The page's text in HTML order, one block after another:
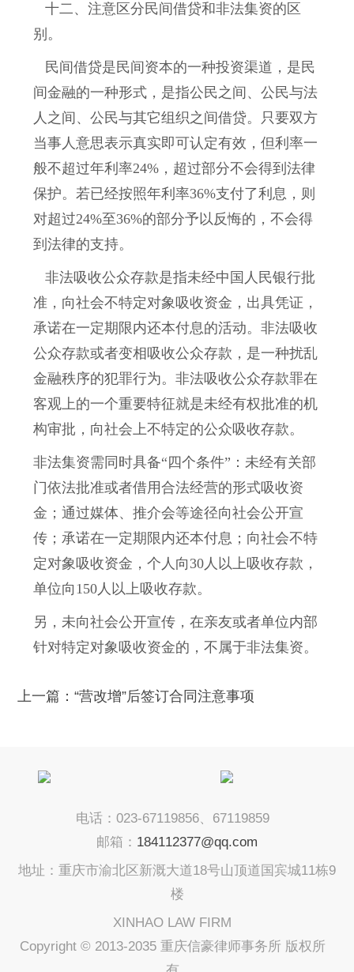
十二、注意区分民间借贷和非法集资的区
别。
民间借贷是民间资本的一种投资渠道，是民
间金融的一种形式，是指公民之间、公民与法
人之间、公民与其它组织之间借贷。只要双方
当事人意思表示真实即可认定有效，但利率一
般不超过年利率24%，超过部分不会得到法律
保护。若已经按照年利率36%支付了利息，则
对超过24%至36%的部分予以反悔的，不会得
到法律的支持。
非法吸收公众存款是指未经中国人民银行批
准，向社会不特定对象吸收资金，出具凭证，
承诺在一定期限内还本付息的活动。非法吸收
公众存款或者变相吸收公众存款，是一种扰乱
金融秩序的犯罪行为。非法吸收公众存款罪在
客观上的一个重要特征就是未经有权批准的机
构审批，向社会上不特定的公众吸收存款。
非法集资需同时具备“四个条件”：未经有关部
门依法批准或者借用合法经营的形式吸收资
金；通过媒体、推介会等途径向社会公开宣
传；承诺在一定期限内还本付息；向社会不特
定对象吸收资金，个人向30人以上吸收存款，
单位向150人以上吸收存款。
另，未向社会公开宣传，在亲友或者单位内部
针对特定对象吸收资金的，不属于非法集资。
上一篇：“营改增”后签订合同注意事项
电话：023-67119856、67119859
邮箱： 184112377@qq.com
地址：重庆市渝北区新溉大道18号山顶道国宾城11栋9
楼
XINHAO LAW FIRM
Copyright © 2013-2035 重庆信豪律师事务所 版权所